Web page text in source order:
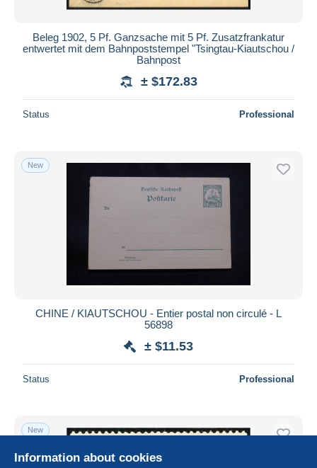
Beleg 1902, 5 Pf. Ganzsache mit 5 Pf. Zusatzfrankatur
entwertet mit dem Bahnpoststempel "Tsingtau-Kiautschou /
Bahnpost
± $172.83
Status Professional
New
CHINE / KIAUTSCHOU - Entier postal non circulé - L
56898
± $11.53
Status Professional
New
Information about cookies